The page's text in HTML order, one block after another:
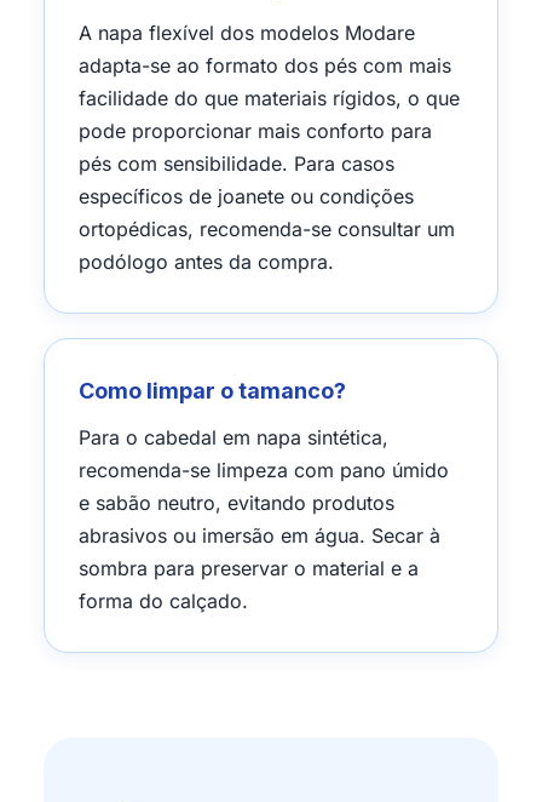
A napa flexível dos modelos Modare
adapta-se ao formato dos pés com mais
facilidade do que materiais rígidos, o que
pode proporcionar mais conforto para
pés com sensibilidade. Para casos
específicos de joanete ou condições
ortopédicas, recomenda-se consultar um
podólogo antes da compra.
Como limpar o tamanco?
Para o cabedal em napa sintética,
recomenda-se limpeza com pano úmido
e sabão neutro, evitando produtos
abrasivos ou imersão em água. Secar à
sombra para preservar o material e a
forma do calçado.